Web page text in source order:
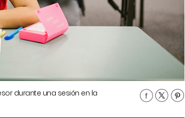
durante una sesión en la